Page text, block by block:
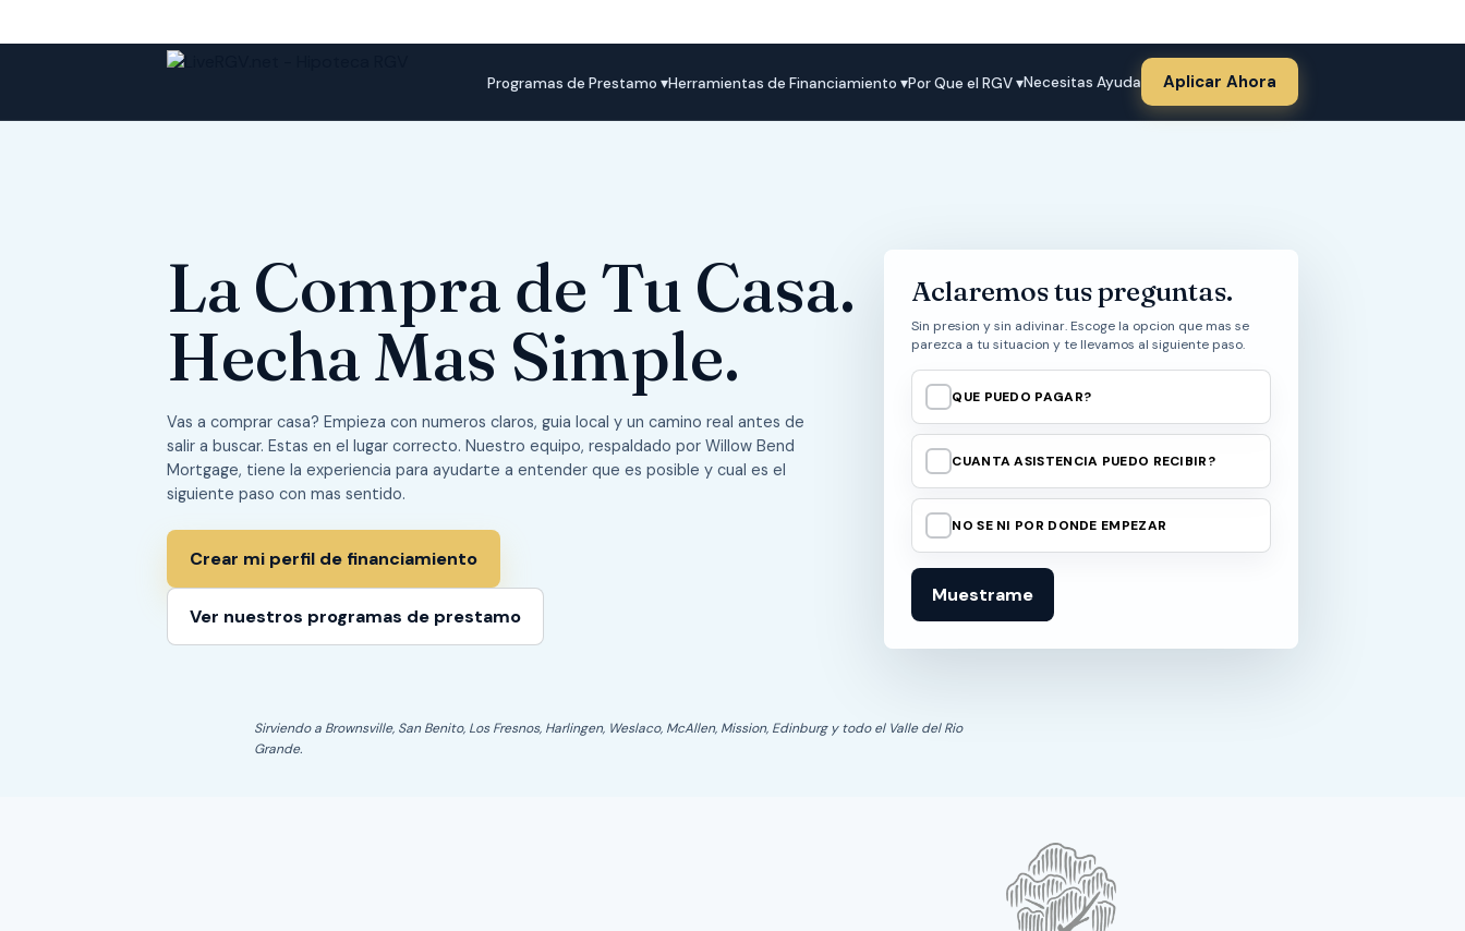
Programas de Prestamo ▾Herramientas de Financiamiento ▾Por Que el RGV ▾Necesitas Ayuda Aplicar Ahora
La Compra de Tu Casa.
Hecha Mas Simple.
Vas a comprar casa? Empieza con numeros claros, guia local y un camino real antes de
salir a buscar. Estas en el lugar correcto. Nuestro equipo, respaldado por Willow Bend
Mortgage, tiene la experiencia para ayudarte a entender que es posible y cual es el
siguiente paso con mas sentido.
Crear mi perfil de financiamiento
Ver nuestros programas de prestamo
Aclaremos tus preguntas.
Sin presion y sin adivinar. Escoge la opcion que mas se
parezca a tu situacion y te llevamos al siguiente paso.
QUE PUEDO PAGAR?
CUANTA ASISTENCIA PUEDO RECIBIR?
NO SE NI POR DONDE EMPEZAR
Muestrame
Sirviendo a Brownsville, San Benito, Los Fresnos, Harlingen, Weslaco, McAllen, Mission, Edinburg y todo el Valle del Rio
Grande.